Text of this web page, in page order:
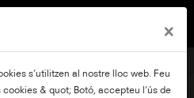
×
s’utilitzen al nostre lloc web. Feu
& quot; Botó, accepteu l’ús de